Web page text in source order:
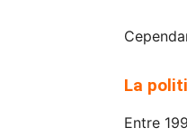
La
Entre